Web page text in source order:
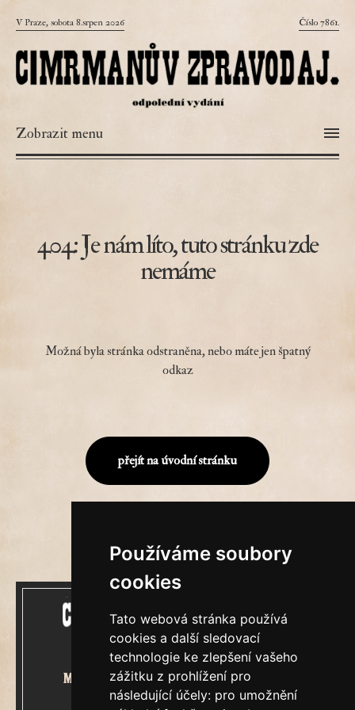
Používáme soubory
cookies
Tato webová stránka používá
cookies a další sledovací
technologie ke zlepšení vašeho
zážitku z prohlížení pro
následující účely: pro umožnění
V Praze, sobota 8.srpen 2026 Číslo 7861.
Zobrazit menu
404: Je nám líto, tuto stránku zde
nemáme
Možná byla stránka odstraněna, nebo máte jen špatný
odkaz
přejít na úvodní stránku
Mecenášem Cimrmanova Zpravodaje
je společnost